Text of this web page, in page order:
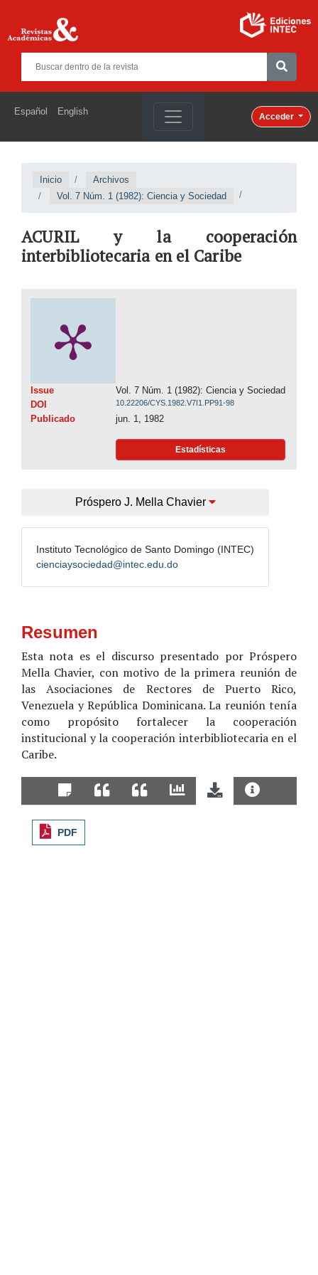
Español English Acceder
Inicio
Archivos
Vol. 7 Núm. 1 (1982): Ciencia y Sociedad
ACURIL y la cooperación
interbibliotecaria en el Caribe
Issue
Vol. 7 Núm. 1 (1982): Ciencia y Sociedad
DOI
10.22206/CYS.1982.V7I1.PP91-98
Publicado jun. 1, 1982
Estadísticas
Próspero J. Mella Chavier
Instituto Tecnológico de Santo Domingo (INTEC)
cienciaysociedad@intec.edu.do
Resumen
Esta nota es el discurso presentado por Próspero
Mella Chavier, con motivo de la primera reunión de
las Asociaciones de Rectores de Puerto Rico,
Venezuela y República Dominicana. La reunión tenía
como propósito fortalecer la cooperación
institucional y la cooperación interbibliotecaria en el
Caribe.
PDF